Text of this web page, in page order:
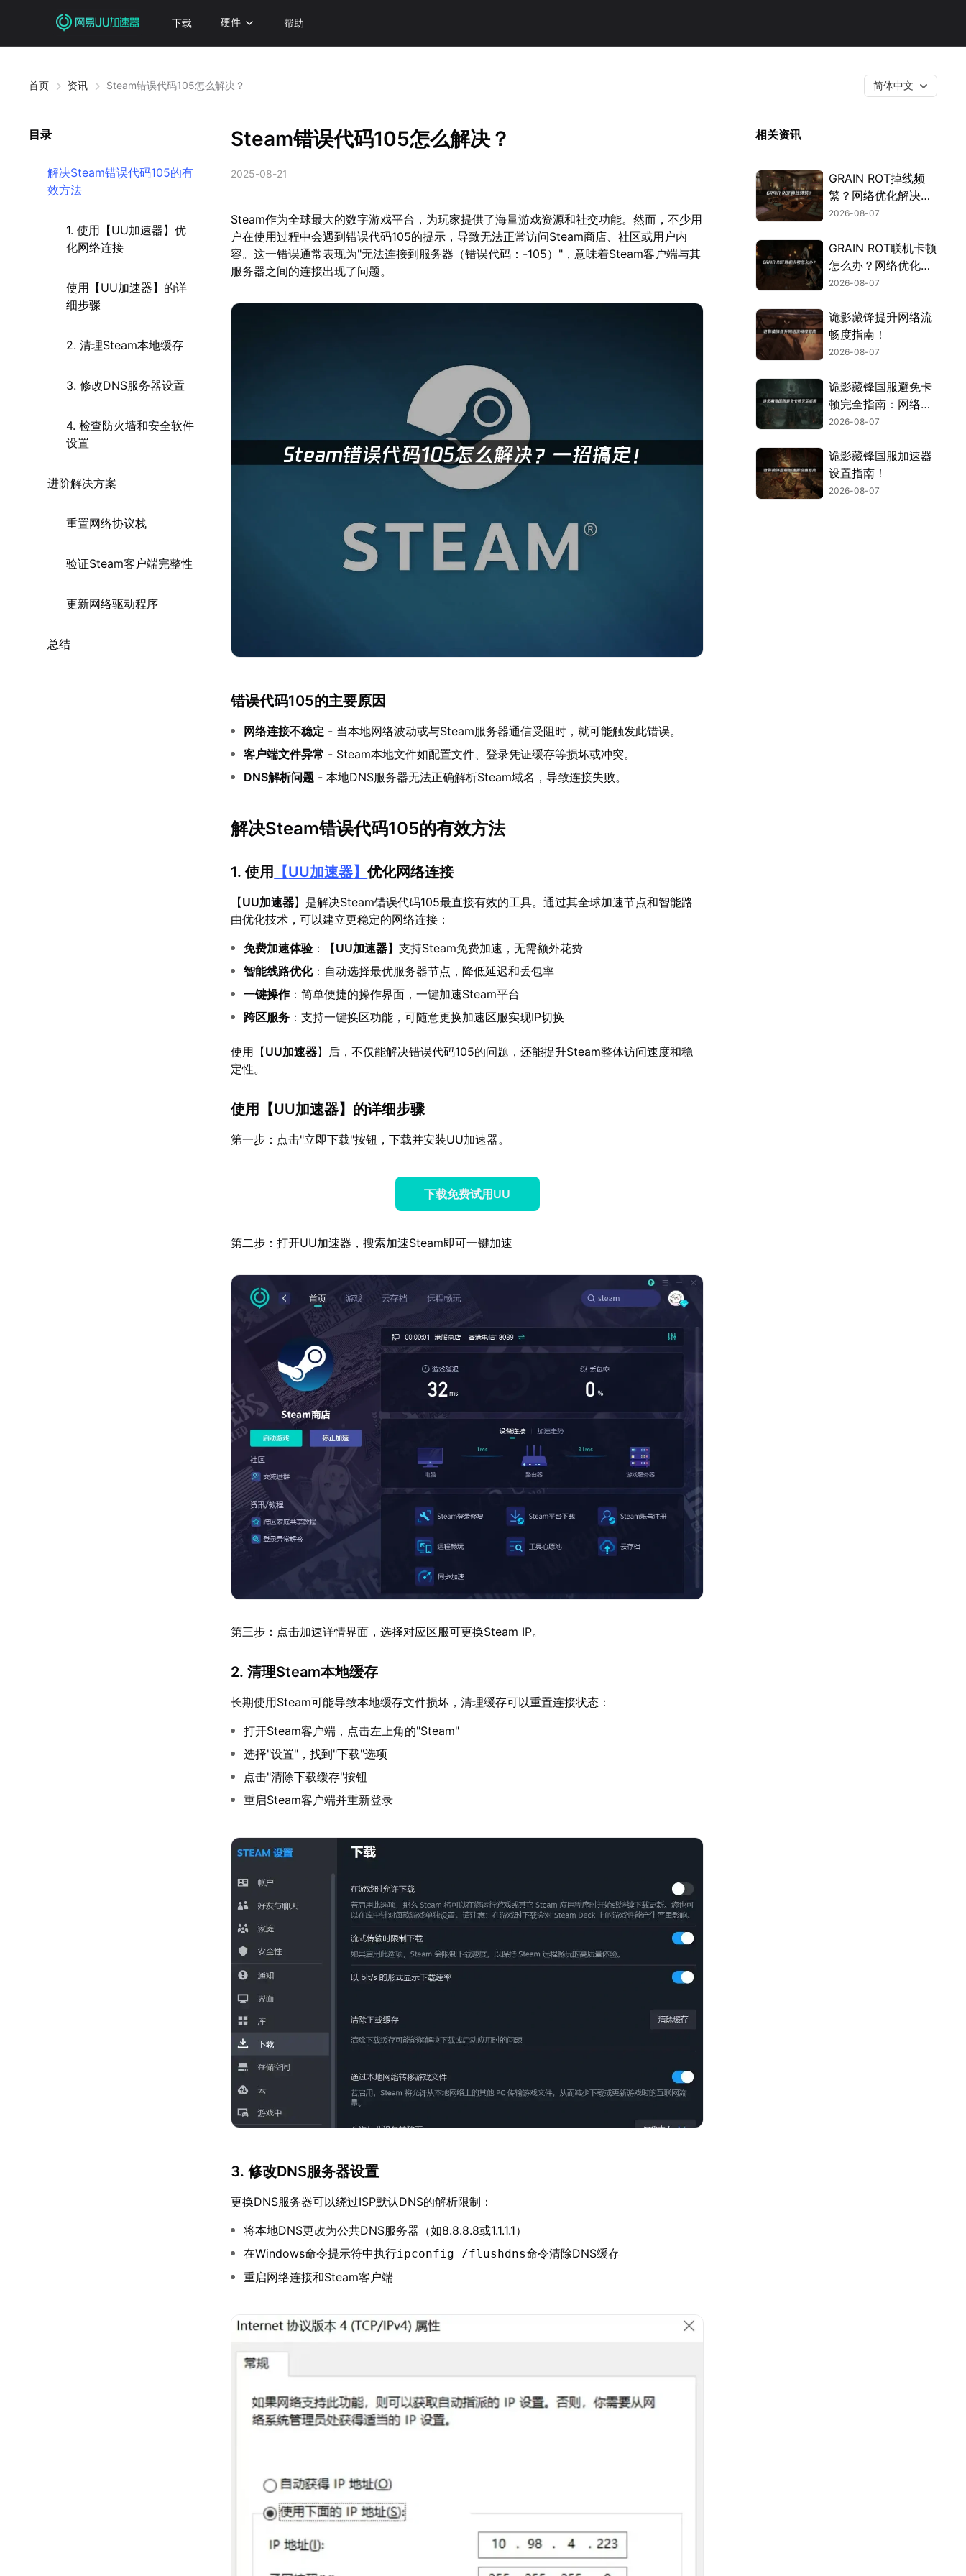
下载 硬件 帮助
首页 资讯 Steam错误代码105怎么解决？ 简体中文
目录
解决Steam错误代码105的有
效方法
1. 使用【UU加速器】优
化网络连接
使用【UU加速器】的详
细步骤
2. 清理Steam本地缓存
3. 修改DNS服务器设置
4. 检查防火墙和安全软件
设置
进阶解决方案
重置网络协议栈
验证Steam客户端完整性
更新网络驱动程序
总结
Steam错误代码105怎么解决？
2025-08-21
Steam作为全球最大的数字游戏平台，为玩家提供了海量游戏资源和社交功能。然而，不少用
户在使用过程中会遇到错误代码105的提示，导致无法正常访问Steam商店、社区或用户内
容。这一错误通常表现为"无法连接到服务器（错误代码：-105）"，意味着Steam客户端与其
服务器之间的连接出现了问题。
错误代码105的主要原因
网络连接不稳定 - 当本地网络波动或与Steam服务器通信受阻时，就可能触发此错误。
客户端文件异常 - Steam本地文件如配置文件、登录凭证缓存等损坏或冲突。
DNS解析问题 - 本地DNS服务器无法正确解析Steam域名，导致连接失败。
解决Steam错误代码105的有效方法
1. 使用 【UU加速器】优化网络连接
【UU加速器】是解决Steam错误代码105最直接有效的工具。通过其全球加速节点和智能路
由优化技术，可以建立更稳定的网络连接：
免费加速体验：【UU加速器】支持Steam免费加速，无需额外花费
智能线路优化：自动选择最优服务器节点，降低延迟和丢包率
一键操作：简单便捷的操作界面，一键加速Steam平台
跨区服务 ：支持一键换区功能，可随意更换加速区服实现IP切换
使用【UU加速器】后，不仅能解决错误代码105的问题，还能提升Steam整体访问速度和稳
定性。
使用【UU加速器】的详细步骤
第一步：点击"立即下载"按钮，下载并安装UU加速器。
下载免费试用UU
第二步：打开UU加速器，搜索加速Steam即可一键加速
第三步：点击加速详情界面，选择对应区服可更换Steam IP。
2. 清理Steam本地缓存
长期使用Steam可能导致本地缓存文件损坏，清理缓存可以重置连接状态：
打开Steam客户端，点击左上角的"Steam"
选择"设置"，找到"下载"选项
点击"清除下载缓存"按钮
重启Steam客户端并重新登录
3. 修改DNS服务器设置
更换DNS服务器可以绕过ISP默认DNS的解析限制：
将本地DNS更改为公共DNS服务器（如8.8.8.8或1.1.1.1）
在Windows命令提示符中执行ipconfig /flushdns命令清除DNS缓存
重启网络连接和Steam客户端
相关资讯
GRAIN ROT掉线频
繁？网络优化解决指
南！
2026-08-07
GRAIN ROT联机卡顿
怎么办？网络优化解
决方案！
2026-08-07
诡影藏锋提升网络流
畅度指南！
2026-08-07
诡影藏锋国服避免卡
顿完全指南：网络优
化与解决技巧！
2026-08-07
诡影藏锋国服加速器
设置指南！
2026-08-07